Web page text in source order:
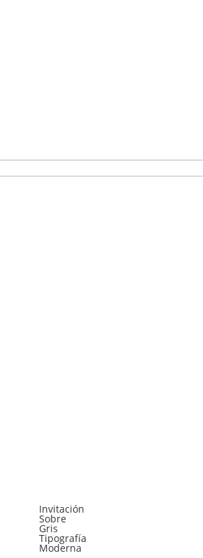
Invitación
Sobre
Gris
Tipografía
Moderna